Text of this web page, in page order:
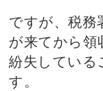
ですが、税務
が来てから領
紛失してい
す。